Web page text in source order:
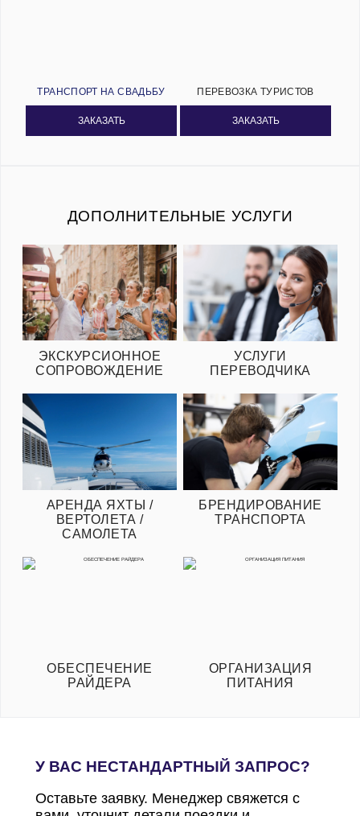
ТРАНСПОРТ НА СВАДЬБУ
ЗАКАЗАТЬ
ПЕРЕВОЗКА ТУРИСТОВ
ЗАКАЗАТЬ
ДОПОЛНИТЕЛЬНЫЕ УСЛУГИ
ЭКСКУРСИОННОЕ
СОПРОВОЖДЕНИЕ
УСЛУГИ
ПЕРЕВОДЧИКА
АРЕНДА ЯХТЫ /
ВЕРТОЛЕТА /
САМОЛЕТА
БРЕНДИРОВАНИЕ
ТРАНСПОРТА
ОБЕСПЕЧЕНИЕ
РАЙДЕРА
ОРГАНИЗАЦИЯ
ПИТАНИЯ
У ВАС НЕСТАНДАРТНЫЙ ЗАПРОС?
Оставьте заявку. Менеджер свяжется с